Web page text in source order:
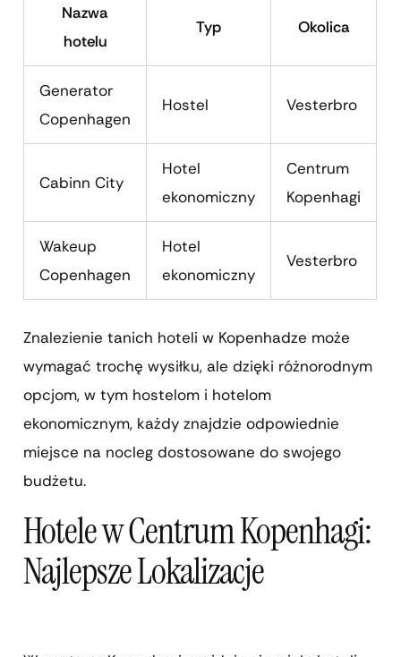
Nazwa
hotelu
Typ Okolica
Generator
Copenhagen
Hostel Vesterbro
Cabinn City
Hotel
ekonomiczny
Centrum
Kopenhagi
Wakeup
Copenhagen
Hotel
ekonomiczny
Vesterbro
Znalezienie tanich hoteli w Kopenhadze może
wymagać trochę wysiłku, ale dzięki różnorodnym
opcjom, w tym hostelom i hotelom
ekonomicznym, każdy znajdzie odpowiednie
miejsce na nocleg dostosowane do swojego
budżetu.
Hotele w Centrum Kopenhagi:
Najlepsze Lokalizacje